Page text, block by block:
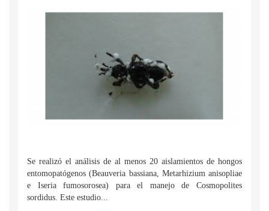
Se realizó el análisis de al menos 20 aislamientos de hongos
entomopatógenos (Beauveria bassiana, Metarhizium anisopliae
e Iseria fumosorosea) para el manejo de Cosmopolites
sordidus. Este estudio...